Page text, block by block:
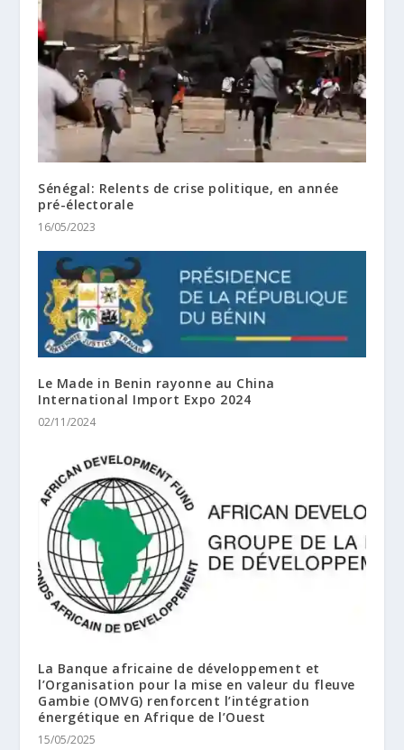
Sénégal: Relents de crise politique, en année
pré-électorale
16/05/2023
Le Made in Benin rayonne au China
International Import Expo 2024
02/11/2024
La Banque africaine de développement et
l’Organisation pour la mise en valeur du fleuve
Gambie (OMVG) renforcent l’intégration
énergétique en Afrique de l’Ouest
15/05/2025